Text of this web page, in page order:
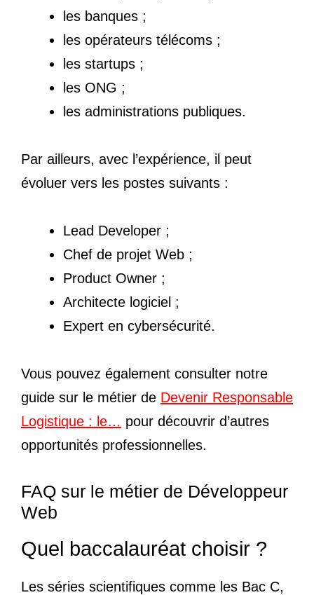
les banques ;
les opérateurs télécoms ;
les startups ;
les ONG ;
les administrations publiques.
Par ailleurs, avec l’expérience, il peut
évoluer vers les postes suivants :
Lead Developer ;
Chef de projet Web ;
Product Owner ;
Architecte logiciel ;
Expert en cybersécurité.
Vous pouvez également consulter notre
guide sur le métier de Devenir Responsable
Logistique : le… pour découvrir d’autres
opportunités professionnelles.
FAQ sur le métier de Développeur
Web
Quel baccalauréat choisir ?
Les séries scientifiques comme les Bac C,